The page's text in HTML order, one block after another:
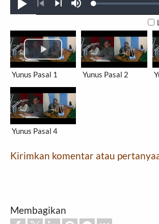
Putar Bisu Loaded:
0.38%
Yunus Pasal 1 Yunus Pasal 2
Yunus Pasal 4
Kirimkan komentar atau
Membagikan